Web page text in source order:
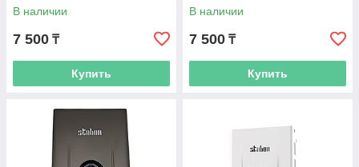
В наличии
7 500 ₸
Купить
В наличии
7 500 ₸
Купить